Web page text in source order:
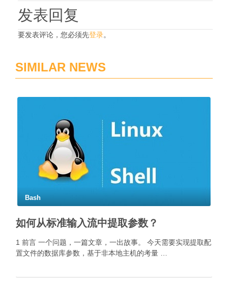
发表回复
要发表评论，您必须先登录。
SIMILAR NEWS
Bash
如何从标准输入流中提取参数？
1 前言 一个问题，一篇文章，一出故事。 今天需要实现提取配
置文件的数据库参数，基于非本地主机的考量 …